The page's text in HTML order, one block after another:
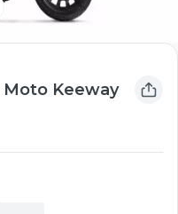
Moto Keeway